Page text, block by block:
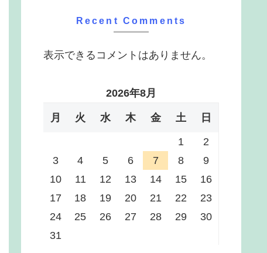
Recent Comments
表示できるコメントはありません。
2026年8月
月 火 水 木 金 土 日
1
2
3
4 5 6 7 8
9
10
11 12 13 14 15
16
17
18 19 20 21 22
23
24
25 26 27 28 29
30
31